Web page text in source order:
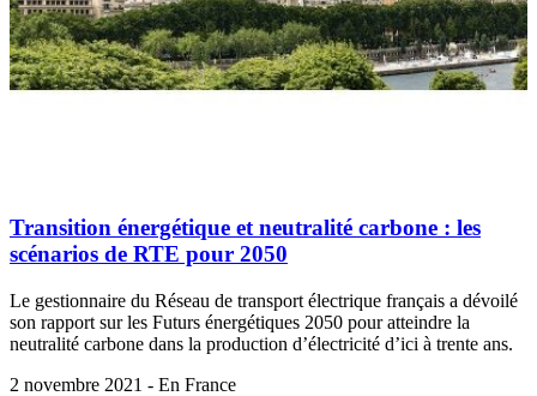
Transition énergétique et neutralité carbone : les
scénarios de RTE pour 2050
Le gestionnaire du Réseau de transport électrique français a dévoilé
son rapport sur les Futurs énergétiques 2050 pour atteindre la
neutralité carbone dans la production d’électricité d’ici à trente ans.
2 novembre 2021 - En France